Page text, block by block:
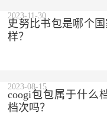
史努比书包是哪个
样？
2023-11-30
coogi包包属于什么
档次吗？
2023-08-15